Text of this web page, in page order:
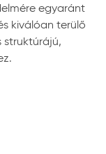
egyaránt
kiválóan terülő
struktúrájú,